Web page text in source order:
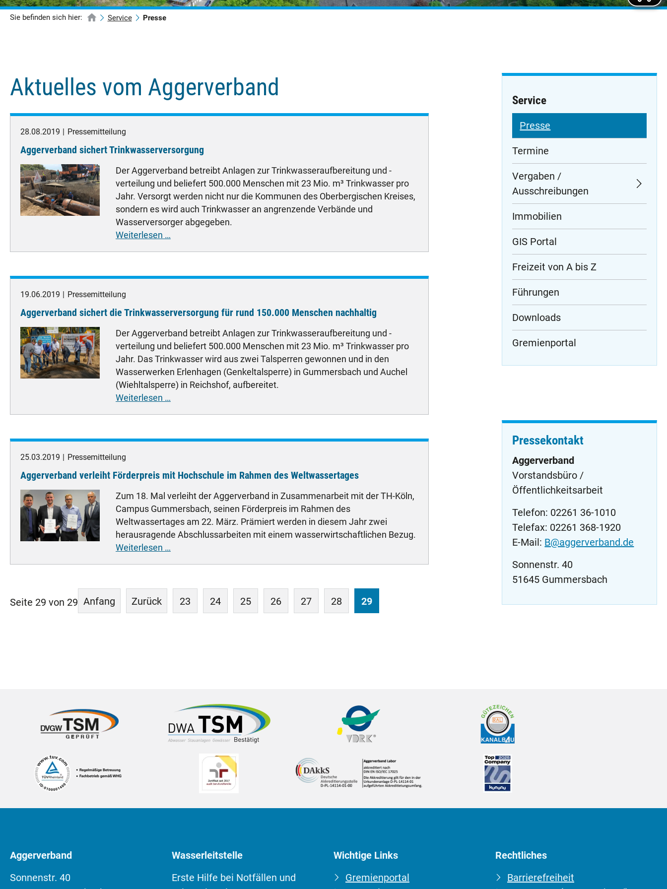
Sie befinden sich hier: Service Presse
Aktuelles vom Aggerverband
28.08.2019 Pressemitteilung
Aggerverband sichert Trinkwasserversorgung
Der Aggerverband betreibt Anlagen zur Trinkwasseraufbereitung und -
verteilung und beliefert 500.000 Menschen mit 23 Mio. m³ Trinkwasser pro
Jahr. Versorgt werden nicht nur die Kommunen des Oberbergischen Kreises,
sondern es wird auch Trinkwasser an angrenzende Verbände und
Wasserversorger abgegeben.
Weiterlesen …
19.06.2019 Pressemitteilung
Aggerverband sichert die Trinkwasserversorgung für rund 150.000 Menschen nachhaltig
Der Aggerverband betreibt Anlagen zur Trinkwasseraufbereitung und -
verteilung und beliefert 500.000 Menschen mit 23 Mio. m³ Trinkwasser pro
Jahr. Das Trinkwasser wird aus zwei Talsperren gewonnen und in den
Wasserwerken Erlenhagen (Genkeltalsperre) in Gummersbach und Auchel
(Wiehltalsperre) in Reichshof, aufbereitet.
Weiterlesen …
150.000
nachhaltig
25.03.2019 Pressemitteilung
Aggerverband verleiht Förderpreis mit Hochschule im Rahmen des Weltwassertages
Zum 18. Mal verleiht der Aggerverband in Zusammenarbeit mit der TH-Köln,
Campus Gummersbach, seinen Förderpreis im Rahmen des
Weltwassertages am 22. März. Prämiert werden in diesem Jahr zwei
herausragende Abschlussarbeiten mit einem wasserwirtschaftlichen Bezug.
Weiterlesen …
Hochschule
im
Seite 29 von 29 Anfang Zurück 23 24 25 26 27 28 29
Service
Navigation
überspringen
Presse
Termine
Vergaben /
Ausschreibungen
Immobilien
GIS Portal
Freizeit von A bis Z
Führungen
Downloads
Gremienportal
Pressekontakt
Aggerverband
Vorstandsbüro /
Öffentlichkeitsarbeit
Telefon: 02261 36-1010
Telefax: 02261 368-1920
E-Mail: B@aggerverband.de
Sonnenstr. 40
51645 Gummersbach
Aggerverband
Sonnenstr. 40
Wasserleitstelle
Erste Hilfe bei Notfällen und
Wichtige Links
Gremienportal
Rechtliches
Barrierefreiheit